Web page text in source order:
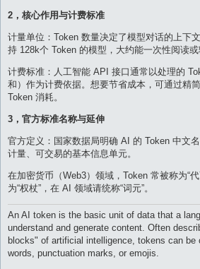
2，核心作用与计费标准
计量单位：Token 数量决定了模型对话的上下
持 128k个 Token 的模型，大约能一次性阅读或
计费标准：人工智能 API 接口通常以处理的
和）作为计费依据。想要节省成本，可通过精
Token 消耗。
3，官方标准名称与延伸
官方定义：国家数据局明确 AI 的 Token 中文
计量、可交易的基本信息单元。
在加密货币（Web3）领域，Token 常被称为“
为“权杖”，在 AI 领域请统称“词元”。
An AI token is the basic unit of data that a
understand and generate content. Often
blocks" of artificial intelligence, tokens can be
words, punctuation marks, or emojis.